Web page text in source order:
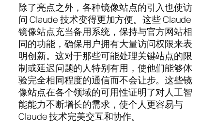
除了亮点之外，各种镜像站点的引入也使访
问 Claude 技术变得更加方便。这些 Claude
镜像站点充当备用系统，保持与官方网站相
同的功能，确保用户拥有大量访问权限来表
明创新。这对于那些可能处理关键站点的限
制或延迟问题的人特别有用，使他们能够体
验完全相同程度的通信而不会让步。这些镜
像站点在各个领域的可用性证明了对人工智
能能力不断增长的需求，使个人更容易与
Claude 技术完美交互和协作。